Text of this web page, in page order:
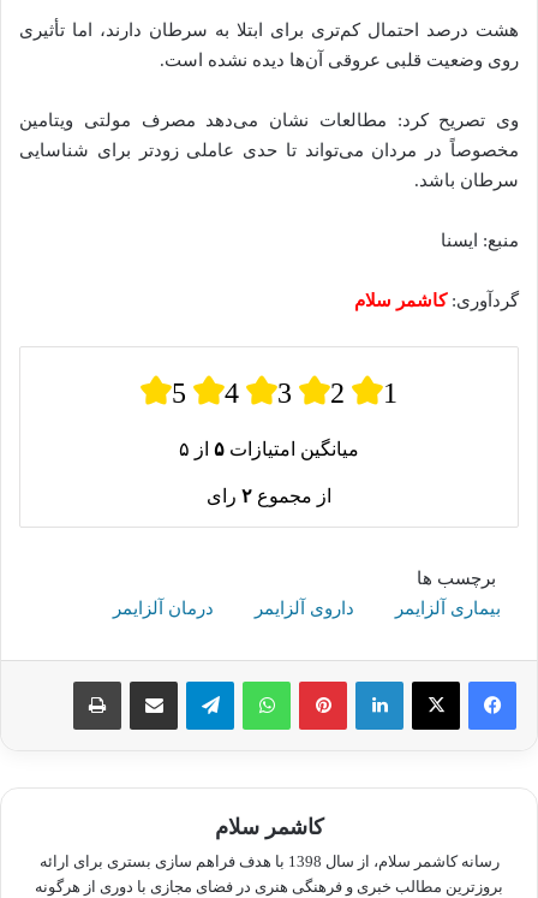
هشت درصد احتمال کم‌تری برای ابتلا به سرطان دارند، اما تأثیری
روی وضعیت قلبی عروقی آن‌ها دیده نشده است.
وی تصریح کرد: مطالعات نشان می‌دهد مصرف مولتی ویتامین
مخصوصاً در مردان می‌تواند تا حدی عاملی زودتر برای شناسایی
سرطان باشد.
منبع: ایسنا
گردآوری:کاشمر سلام
5 4 3 2 1
میانگین امتیازات ۵ از ۵
از مجموع ۲ رای
برچسب ها
بیماری آلزایمر
داروی آلزایمر درمان آلزایمر
لینکدین پینترستواتس آپ تلگرام اشتراک گذاری از طریق ایمیل چاپ
کاشمر سلام
رسانه کاشمر سلام، از سال 1398 با هدف فراهم سازی بستری برای ارائه
بروزترین مطالب خبری و فرهنگی هنری در فضای مجازی با دوری از هرگونه